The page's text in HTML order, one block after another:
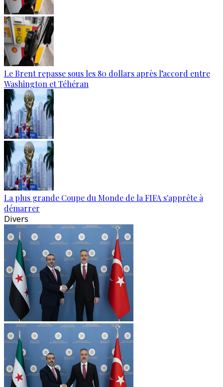
Le Brent repasse sous les 80 dollars après l’accord entre
Washington et Téhéran
La plus grande Coupe du Monde de la FIFA s'apprête à
démarrer
Divers